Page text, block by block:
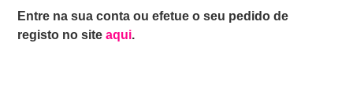
Entre na sua conta ou efetue o seu pedido de
registo no siteaqui.